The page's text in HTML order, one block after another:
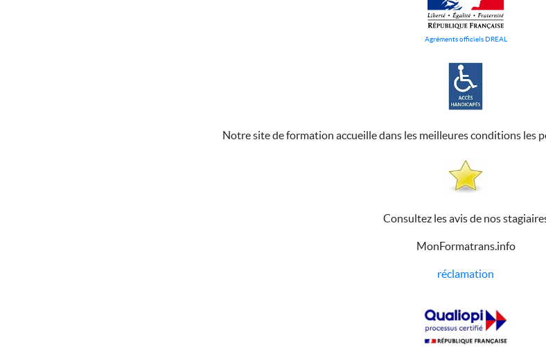
Agréments officiels DREAL
Notre site de formation accueille dans les meilleures conditions les
Consultez les avis de nos
MonFormatrans.info
réclamation